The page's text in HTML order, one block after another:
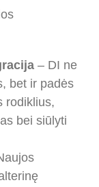
– DI ne
bet ir padės
rodiklius,
bei siūlyti